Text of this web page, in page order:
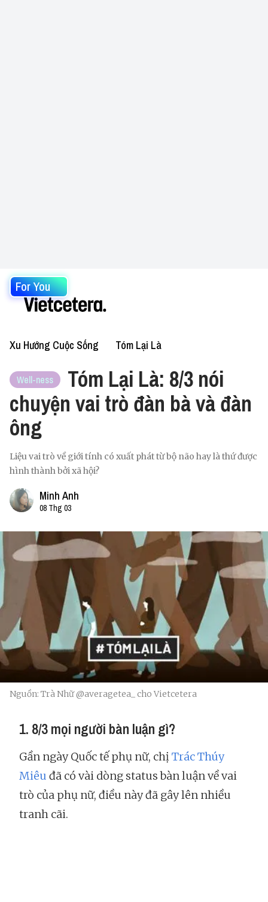
For You
Xu Hướng Cuộc Sống Tóm Lại Là
Well-ness
Tóm Lại Là: 8/3 nói
chuyện vai trò đàn bà và đàn
ông
Liệu vai trò về giới tính có xuất phát từ bộ não hay là thứ được
hình thành bởi xã hội?
Minh Anh
08 Thg 03
Nguồn: Trà Nhữ @averagetea_ cho Vietcetera
1. 8/3 mọi người bàn luận gì?
Gần ngày Quốc tế phụ nữ, chịTrác Thúy
Miêu đã có vài dòng status bàn luận về vai
trò của phụ nữ, điều này đã gây lên nhiều
tranh cãi.